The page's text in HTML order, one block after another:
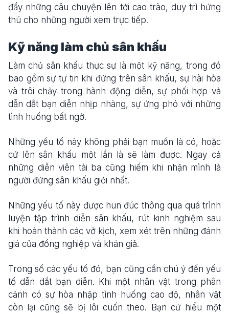
đẩy những câu chuyện lên tới cao trào, duy trì hứng
thú cho những người xem trực tiếp.
Kỹ năng làm chủ sân khấu
Làm chủ sân khấu thực sự là một kỹ năng, trong đó
bao gồm sự tự tin khi đứng trên sân khấu, sự hài hòa
và trôi chảy trong hành động diễn, sự phối hợp và
dẫn dắt bạn diễn nhịp nhàng, sự ứng phó với những
tình huống bất ngờ.
Những yếu tố này không phải bạn muốn là có, hoặc
cứ lên sân khấu một lần là sẽ làm được. Ngay cả
những diễn viên tài ba cũng hiếm khi nhận mình là
người đứng sân khấu giỏi nhất.
Những yếu tố này được hun đúc thông qua quá trình
luyện tập trình diễn sân khấu, rút kinh nghiệm sau
khi hoàn thành các vở kịch, xem xét trên những đánh
giá của đồng nghiệp và khán giả.
Trong số các yếu tố đó, bạn cũng cần chú ý đến yếu
tố dẫn dắt bạn diễn. Khi một nhân vật trong phân
cảnh có sự hòa nhập tình huống cao độ, nhân vật
còn lại cũng sẽ bị lôi cuốn theo. Bạn cứ hiểu một